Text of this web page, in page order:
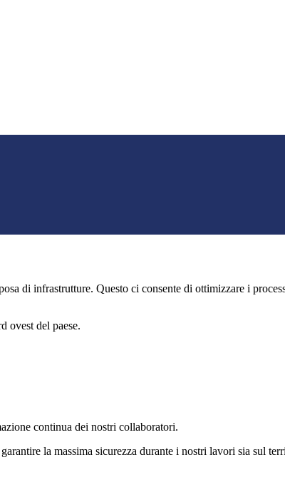
di infrastrutture. Questo ci consente di ottimizzare i
ovest del paese.
continua dei nostri collaboratori.
la massima sicurezza durante i nostri lavori sia sul